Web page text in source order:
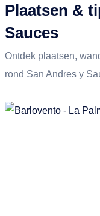
Plaatsen &
Sauces
Ontdek plaatsen,
rond San Andres y